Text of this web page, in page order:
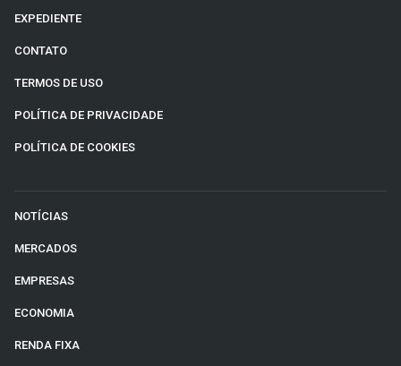
EXPEDIENTE
CONTATO
TERMOS DE USO
POLÍTICA DE PRIVACIDADE
POLÍTICA DE COOKIES
NOTÍCIAS
MERCADOS
EMPRESAS
ECONOMIA
RENDA FIXA